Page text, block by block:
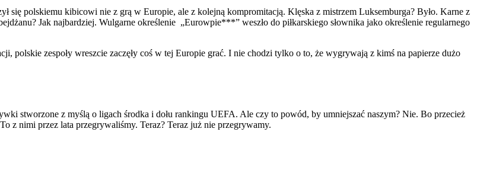
się polskiemu kibicowi nie z grą w Europie, ale z kolejną kompromitacją. Klęska z mistrzem Luksemburga? Było. Karne z
Jak najbardziej. Wulgarne określenie „Eurowpie***” weszło do piłkarskiego słownika jako określenie regularnego
polskie zespoły wreszcie zaczęły coś w tej Europie grać. I nie chodzi tylko o to, że wygrywają z kimś na papierze dużo
stworzone z myślą o ligach środka i dołu rankingu UEFA. Ale czy to powód, by umniejszać naszym? Nie. Bo przecież
z nimi przez lata przegrywaliśmy. Teraz? Teraz już nie przegrywamy.